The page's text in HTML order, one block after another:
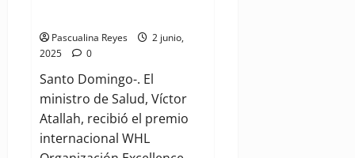
Pascualina Reyes
2 junio,
2025
0
Santo Domingo-. El
ministro de Salud, Víctor
Atallah, recibió el premio
internacional WHL